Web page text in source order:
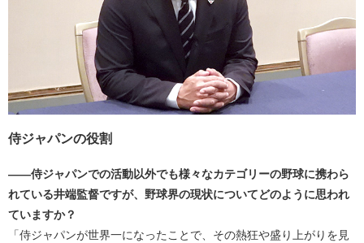
侍ジャパンの役割
――侍ジャパンでの活動以外でも様々なカテゴリーの野球に携わら
れている井端監督ですが、野球界の現状についてどのように思われ
ていますか？
「侍ジャパンが世界一になったことで、その熱狂や盛り上がりを見